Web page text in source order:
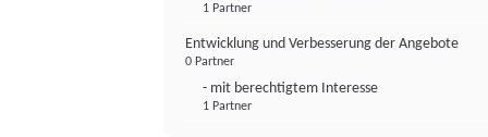
1 Partner
Entwicklung und Verbesserung der Angebote
0 Partner
- mit berechtigtem Interesse
1 Partner